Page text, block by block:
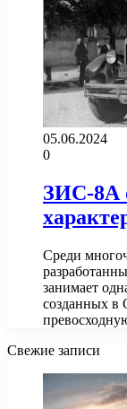
05.06.2024
0
ЗИС-8А
Среди
занимает
созданных в
Свежие записи